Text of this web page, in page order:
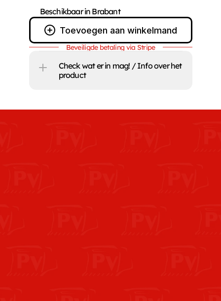
Beschikbaar in Brabant
Toevoegen aan winkelmand
Beveiligde betaling via Stripe
Check wat er in mag! / Info over het
product